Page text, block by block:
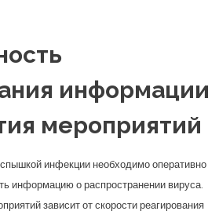
информации
мероприятий
инфекции необходимо оперативно
информацию о распространении вируса.
зависит от скорости реагирования